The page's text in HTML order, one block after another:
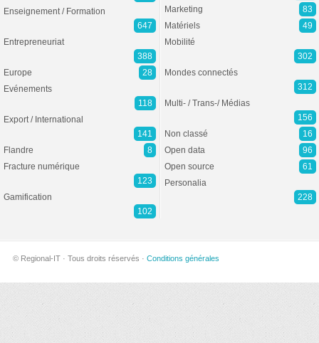
Enseignement / Formation
647
Entrepreneuriat
388
Europe
28
Evénements
118
Export / International
141
Flandre
8
Fracture numérique
123
Gamification
102
Marketing
83
Matériels
49
Mobilité
302
Mondes connectés
312
Multi- / Trans-/ Médias
156
Non classé
16
Open data
96
Open source
61
Personalia
228
© Regional-IT · Tous droits réservés · Conditions générales